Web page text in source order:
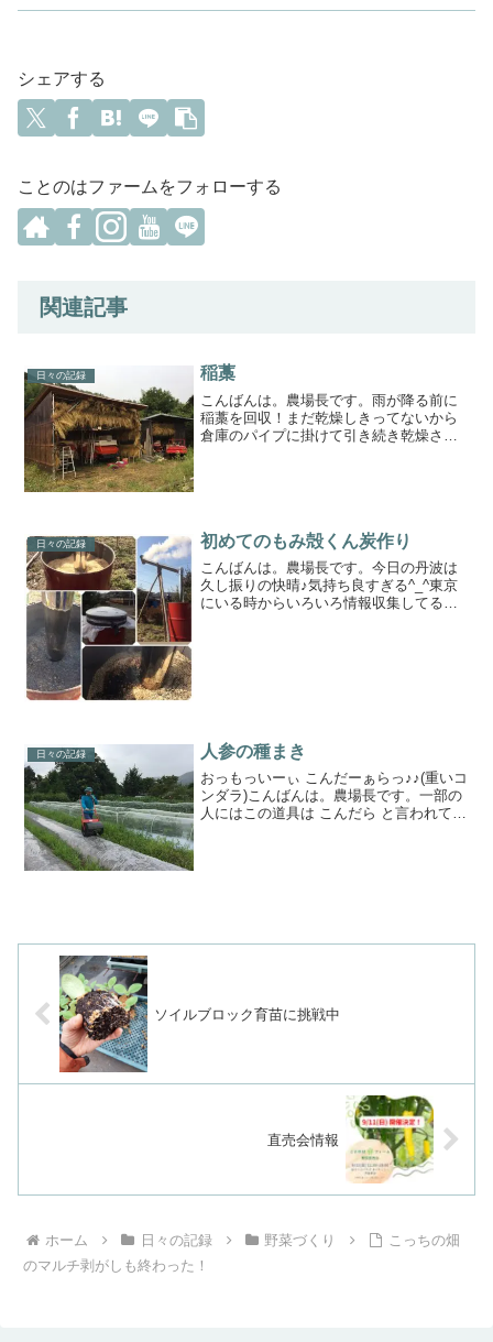
シェアする
ことのはファームをフォローする
関連記事
日々の記録 稲藁
こんばんは。農場長です。雨が降る前に
稲藁を回収！まだ乾燥しきってないから
倉庫のパイプに掛けて引き続き乾燥させ
日々の記録 初めてのもみ殻くん炭作り
こんばんは。農場長です。今日の丹波は
久し振りの快晴♪気持ち良すぎる^_^東京
にいる時からいろいろ情報収集してるな
日々の記録 人参の種まき
おっもっいーぃ こんだーぁらっ♪♪(重いコ
ンダラ)こんばんは。農場長です。一部の
人にはこの道具は こんだら と言われてる
ソイルブロック育苗に挑戦中
直売会情報
ホーム 日々の記録 野菜づくり
こっちの畑
のマルチ剥がしも終わった！